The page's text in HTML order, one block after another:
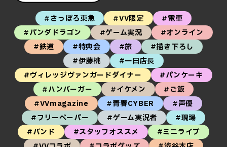
#さっぽろ東急 #VV限定
#電車
#パンダドラゴン
#ゲーム実況
#オンライン
#鉄道
#特典会 #旅
#描き下ろし
#伊藤桃
#一日店長
#ヴィレッジヴァンガードダイナー
#パンケーキ
#ハンバーガー
#イケメン
#ご飯
#VVmagazine
#青春CYBER
#声優
#フリーペーパー
#ゲーム実況者
#現場
#バンド
#スタッフオススメ
#ミニライブ